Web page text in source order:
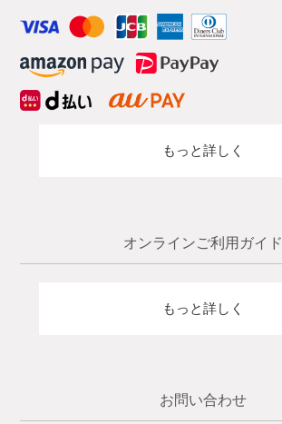
もっと詳しく
オンラインご利用ガイド
もっと詳しく
お問い合わせ